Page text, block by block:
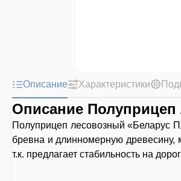
Описание Характеристики
Описание
Полуприцеп лесовозный «Беларус
бревна и длинномерную древесину,
т.к. предлагает стабильность на